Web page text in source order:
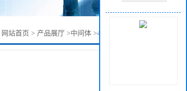
网站首页 > 产品展厅 >中间体 >4-苯氧基苯基硼酸